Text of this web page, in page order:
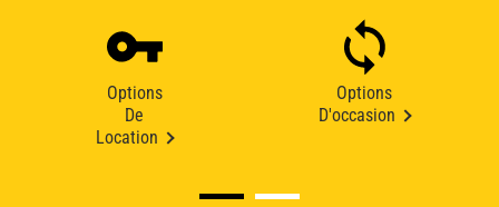
Options
De
Location
Options
D'occasion